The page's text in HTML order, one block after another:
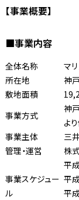
【事業概要】
■事業内容
全体名称
マ
所在地
神
敷地面積
事業方式
神
よ
事業主体
三
管理・運営
株
事業スケジュー
ル
平
平
平